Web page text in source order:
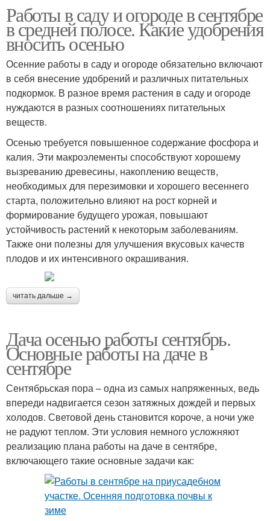
Работы в саду и огороде в сентябре
в средней полосе. Какие удобрения
вносить осенью
Осенние работы в саду и огороде обязательно включают
в себя внесение удобрений и различных питательных
подкормок. В разное время растения в саду и огороде
нуждаются в разных соотношениях питательных
веществ.
Осенью требуется повышенное содержание фосфора и
калия. Эти макроэлементы способствуют хорошему
вызреванию древесины, накоплению веществ,
необходимых для перезимовки и хорошего весеннего
старта, положительно влияют на рост корней и
формирование будущего урожая, повышают
устойчивость растений к некоторым заболеваниям.
Также они полезны для улучшения вкусовых качеств
плодов и их интенсивного окрашивания.
читать дальше →
Дача осенью работы сентябрь.
Основные работы на даче в
сентябре
Сентябрьская пора – одна из самых напряженных, ведь
впереди надвигается сезон затяжных дождей и первых
холодов. Световой день становится короче, а ночи уже
не радуют теплом. Эти условия немного усложняют
реализацию плана работы на даче в сентябре,
включающего такие основные задачи как: